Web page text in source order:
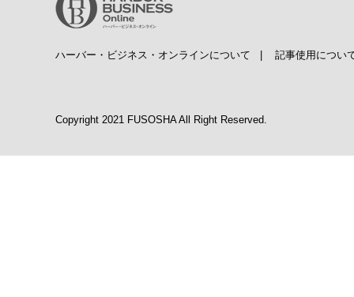
ハーバー・ビジネス・オンラインについて 記事使用につい
Copyright 2021 FUSOSHA All Right Reserved.